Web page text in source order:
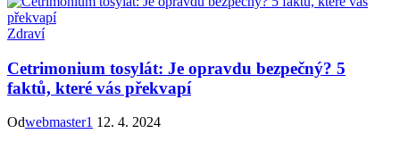
Zdraví
Cetrimonium tosylát: Je opravdu bezpečný? 5
faktů, které vás překvapí
Odwebmaster1 12. 4. 2024